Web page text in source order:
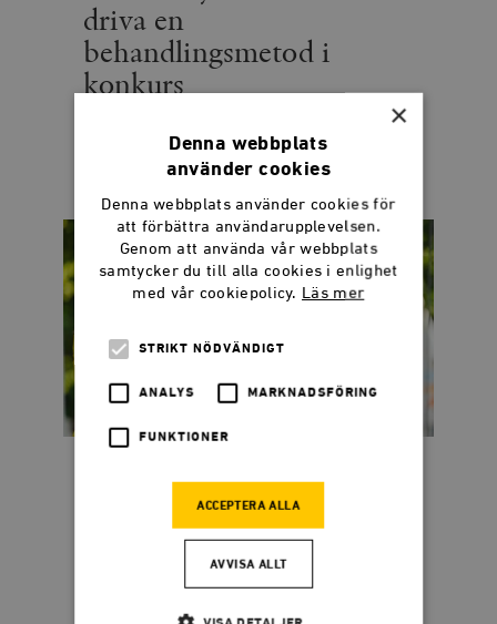
driva en
behandlingsmetod i
konkurs
ätstörningsvården fortsätter
Dadgostar kostar 44
miljoner per sekund
När publikens applåder tystnat återstår
×
Denna webbplats
använder cookies
Denna webbplats använder cookies för
att förbättra användarupplevelsen.
Genom att använda vår webbplats
samtycker du till alla cookies i enlighet
med vår cookiepolicy. Läs mer
STRIKT NÖDVÄNDIGT
ANALYS MARKNADSFÖRING
FUNKTIONER
ACCEPTERA ALLA
AVVISA ALLT